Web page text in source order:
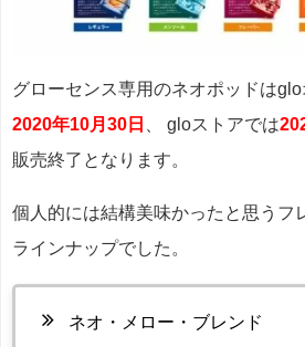
グローセンス専用のネオポッドは
2020年10月30日
、 gloストアでは
販売終了となります。
個人的には結構美味かったと思うフ
ラインナップでした。
ネオ・メロー・ブレンド